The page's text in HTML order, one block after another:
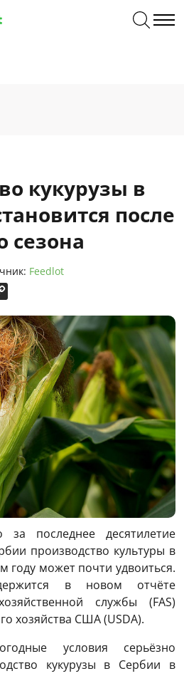
кукурузы в
после
сезона
Feedlot
за последнее десятилетие
производство культуры в
году может почти удвоиться.
в новом отчёте
службы (FAS)
хозяйства США (USDA).
условия серьёзно
кукурузы в Сербии в